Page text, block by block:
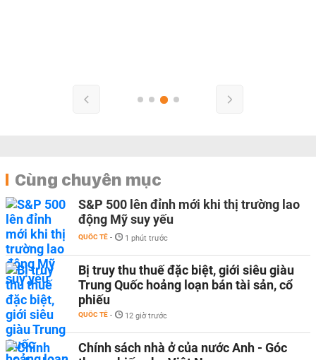
Cùng chuyên mục
S&P 500 lên đỉnh mới khi thị trường lao
động Mỹ suy yếu
QUỐC TẾ - 1 phút trước
Bị truy thu thuế đặc biệt, giới siêu giàu
Trung Quốc hoảng loạn bán tài sản, cổ
phiếu
QUỐC TẾ - 12 giờ trước
Chính sách nhà ở của nước Anh - Góc